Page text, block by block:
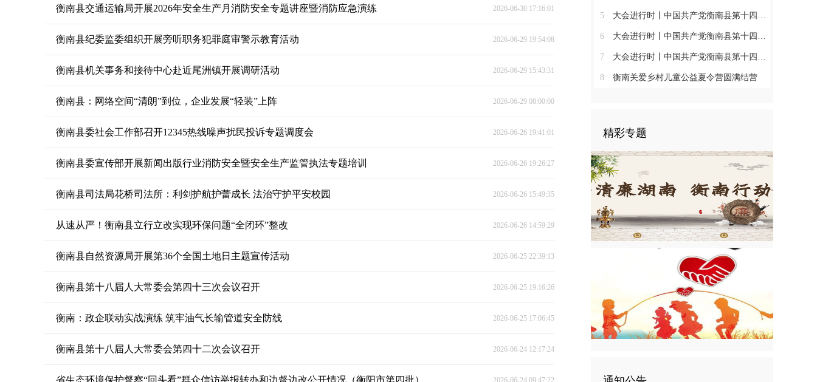
衡南县交通运输局开展2026年安全生产月消防安全专题讲座暨消防应急演练 2026-06-30 17:16:01
衡南县纪委监委组织开展旁听职务犯罪庭审警示教育活动 2026-06-29 19:54:08
衡南县机关事务和接待中心赴近尾洲镇开展调研活动 2026-06-29 15:43:31
衡南县：网络空间“清朗”到位，企业发展“轻装”上阵 2026-06-29 08:00:00
衡南县委社会工作部召开12345热线噪声扰民投诉专题调度会 2026-06-26 19:41:01
衡南县委宣传部开展新闻出版行业消防安全暨安全生产监管执法专题培训 2026-06-26 19:26:27
衡南县司法局花桥司法所：利剑护航护蕾成长 法治守护平安校园 2026-06-26 15:49:35
从速从严！衡南县立行立改实现环保问题“全闭环”整改 2026-06-26 14:59:29
衡南县自然资源局开展第36个全国土地日主题宣传活动 2026-06-25 22:39:13
衡南县第十八届人大常委会第四十三次会议召开 2026-06-25 19:16:26
衡南：政企联动实战演练 筑牢油气长输管道安全防线 2026-06-25 17:06:45
衡南县第十八届人大常委会第四十二次会议召开 2026-06-24 12:17:24
省生态环境保护督察“回头看”群众信访举报转办和边督边改公开情况（衡阳市第四批） 2026-06-24 09:47:22
5 大会进行时丨中国共产党衡南县第十四次代表大会第三次大会召开
6 大会进行时丨中国共产党衡南县第十四次代表大会主席团举行第六次会议
7 大会进行时丨中国共产党衡南县第十四次代表大会主席团举行第五次会议
8 衡南关爱乡村儿童公益夏令营圆满结营
精彩专题